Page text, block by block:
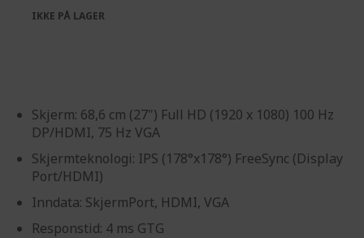
images
gallery
the
images
Skjerm: 68,6 cm (27") Full HD (1920 x 1080) 100 Hz
DP/HDMI, 75 Hz VGA
Skjermteknologi: IPS (178°x178°) FreeSync (Display
Port/HDMI)
Inndata: SkjermPort, HDMI, VGA
Responstid: 4 ms GTG
IKKE PÅ LAGER